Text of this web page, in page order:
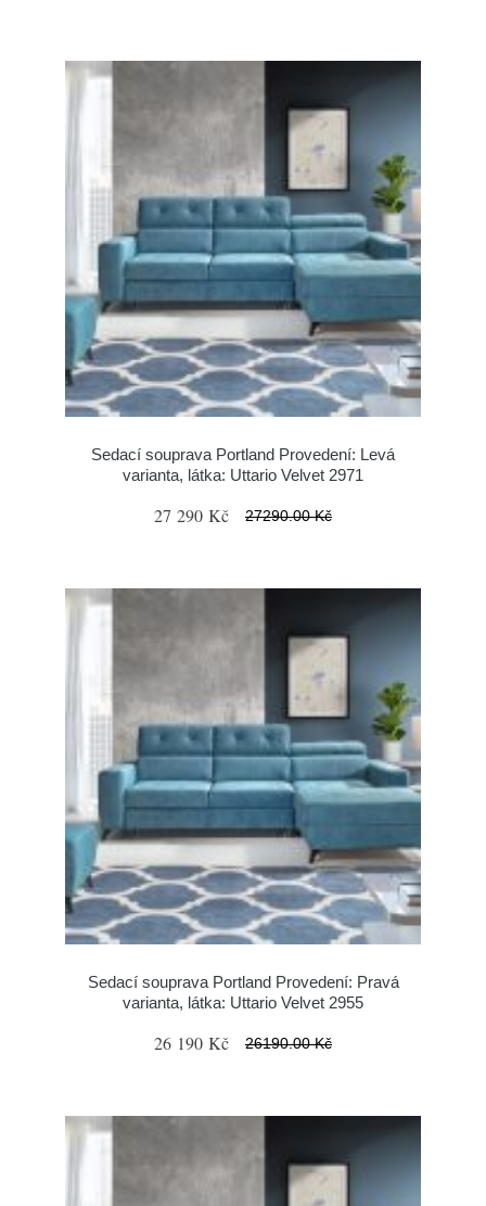
Sedací souprava Portland Provedení: Levá
varianta, látka: Uttario Velvet 2971
27 290 Kč 27290.00 Kč
Sedací souprava Portland Provedení: Pravá
varianta, látka: Uttario Velvet 2955
26 190 Kč 26190.00 Kč